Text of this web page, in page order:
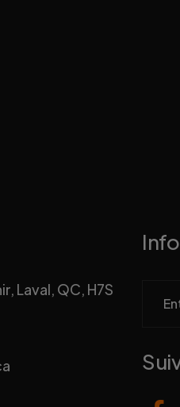
Laval, QC, H7S